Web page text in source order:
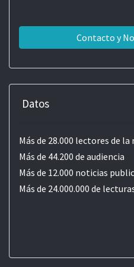
Contacto y
Datos
Más de 28.000 lectores de
Más de 44.200 de audiencia
Más de 12.000 noticias
Más de 24.000.000 de